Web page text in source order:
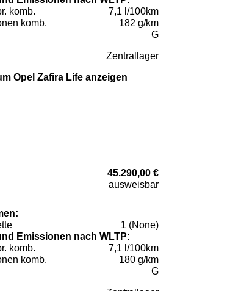
komb.
7,1 l/100km
komb.
182 g/km
G
Zentrallager
Opel Zafira Life anzeigen
45.290,00 €
ausweisbar
1 (None)
Emissionen nach WLTP:
komb.
7,1 l/100km
komb.
180 g/km
G